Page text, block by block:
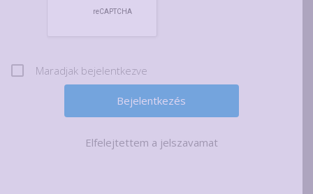
Maradjak bejelentkezve
Elfelejtettem a jelszavamat